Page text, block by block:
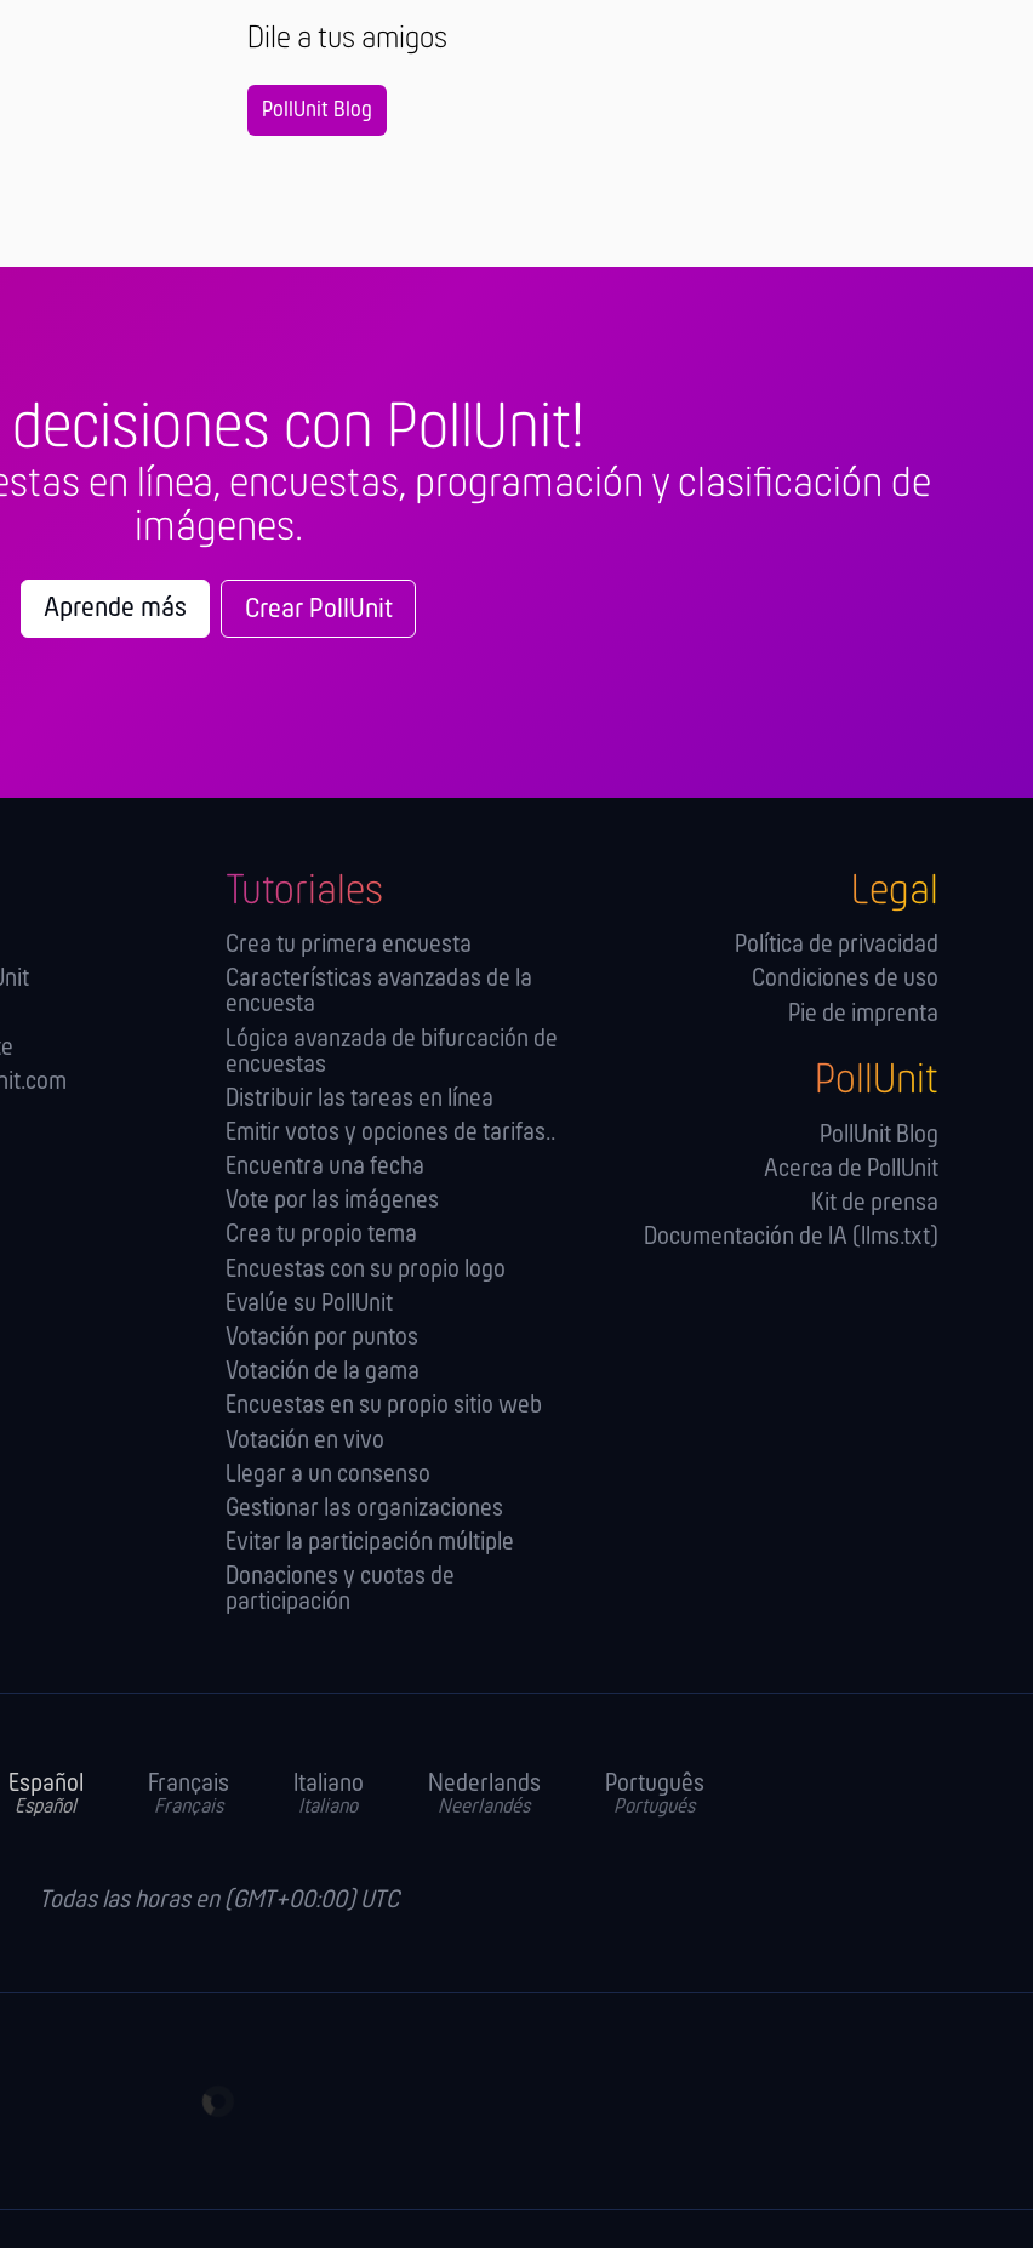
Dile a tus amigos
PollUnit Blog
decisiones con PollUnit!
en línea, encuestas, programación y clasificación de
imágenes.
Aprende más Crear PollUnit
Tutoriales
Crea tu primera encuesta
Características avanzadas de la
encuesta
Lógica avanzada de bifurcación de
encuestas
Distribuir las tareas en línea
Emitir votos y opciones de tarifas..
Encuentra una fecha
Vote por las imágenes
Crea tu propio tema
Encuestas con su propio logo
Evalúe su PollUnit
Votación por puntos
Votación de la gama
Encuestas en su propio sitio web
Votación en vivo
Llegar a un consenso
Gestionar las orga­nizaciones
Evitar la participación múltiple
Donaciones y cuotas de
participación
Legal
Política de privacidad
Condiciones de uso
Pie de imprenta
PollUnit
PollUnit Blog
Acerca de PollUnit
Kit de prensa
Documentación de IA (llms.txt)
Español
Español
Français
Français
Italiano
Italiano
Nederlands
Neerlandés
Português
Portugués
Todas las horas en (GMT+00:00) UTC